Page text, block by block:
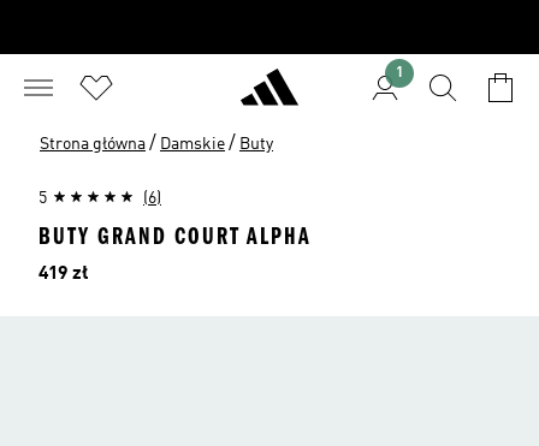
1
Strona główna / Damskie / Buty
5 (6)
BUTY GRAND COURT ALPHA
Cena
419 zł